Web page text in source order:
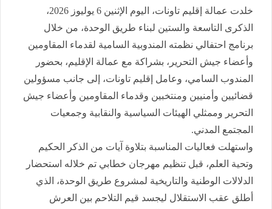
خلدت عمالة إقليم تاونات، اليوم الإثنين 6 يوليوز 2026،
الذكرى التاسعة والستين لبناء طريق الوحدة، من خلال
برنامج احتفالي نظمته المندوبية السامية لقدماء المقاومين
وأعضاء جيش التحرير، بشراكة مع عمالة الإقليم، بحضور
المندوب السامي، وعامل إقليم تاونات، إلى جانب مسؤولين
قضائيين وأمنيين ومنتخبين وقدماء المقاومين وأعضاء جيش
التحرير وممثلي الهيئات السياسية والنقابية وجمعيات
المجتمع المدني.
واستهلت فعاليات المناسبة بتلاوة آيات من الذكر الحكيم
وتحية العلم، قبل تنظيم مهرجان خطابي تم خلاله استحضار
الدلالات الوطنية والتاريخية لمشروع طريق الوحدة، الذي
أطلق عقب الاستقلال ليجسد قيم التلاحم بين العرش